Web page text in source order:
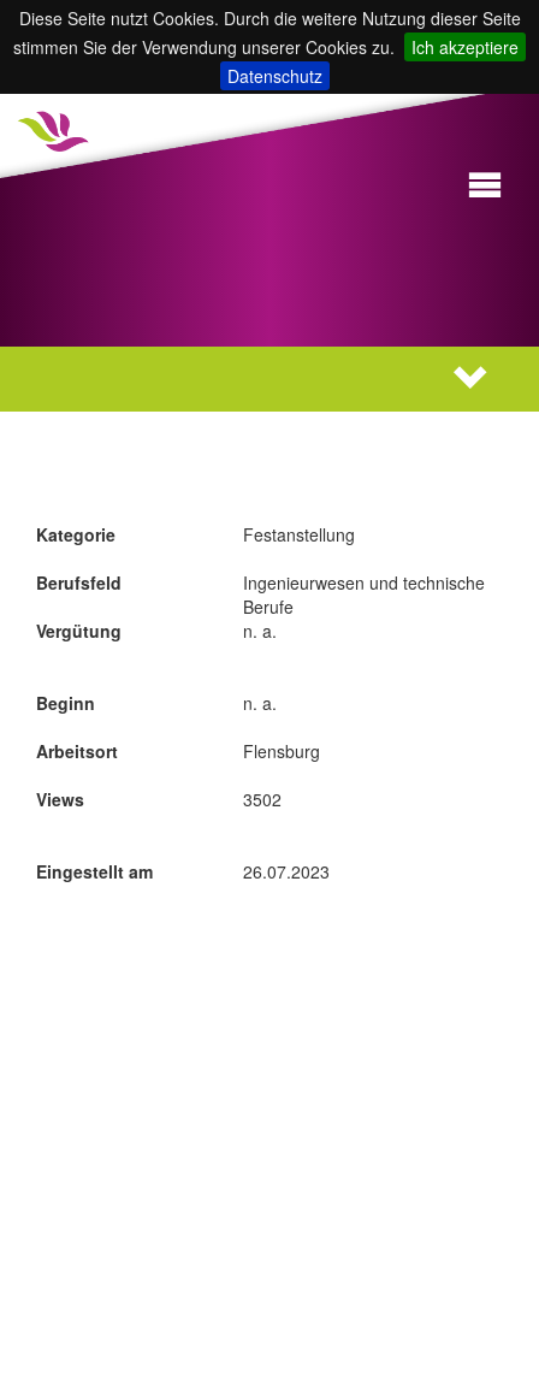
Diese Seite nutzt Cookies. Durch die weitere Nutzung dieser Seite
stimmen Sie der Verwendung unserer Cookies zu.
Ich akzeptiere
Datenschutz
Kategorie
Berufsfeld
Vergütung
Festanstellung
Ingenieurwesen und technische
Berufe
n. a.
Beginn
Arbeitsort
Views
n. a.
Flensburg
3502
Eingestellt am 26.07.2023